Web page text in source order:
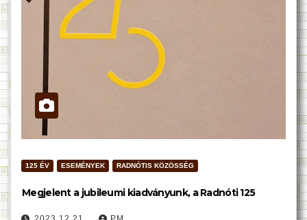
125 ÉV ESEMÉNYEK RADNÓTIS KÖZÖSSÉG
Megjelent a jubileumi kiadványunk, a Radnóti 125